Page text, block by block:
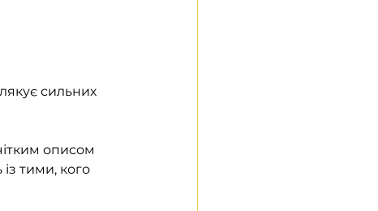
сильних
описом
тими, кого